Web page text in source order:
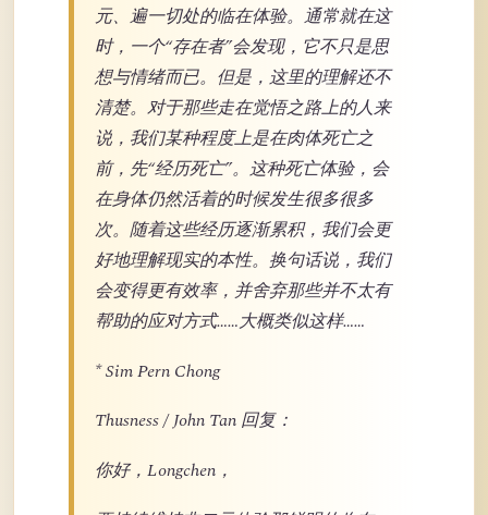
元、遍一切处的临在体验。通常就在这
时，一个“存在者”会发现，它不只是思
想与情绪而已。但是，这里的理解还不
清楚。对于那些走在觉悟之路上的人来
说，我们某种程度上是在肉体死亡之
前，先“经历死亡”。这种死亡体验，会
在身体仍然活着的时候发生很多很多
次。随着这些经历逐渐累积，我们会更
好地理解现实的本性。换句话说，我们
会变得更有效率，并舍弃那些并不太有
帮助的应对方式……大概类似这样……
* Sim Pern Chong
Thusness / John Tan 回复：
你好，Longchen，